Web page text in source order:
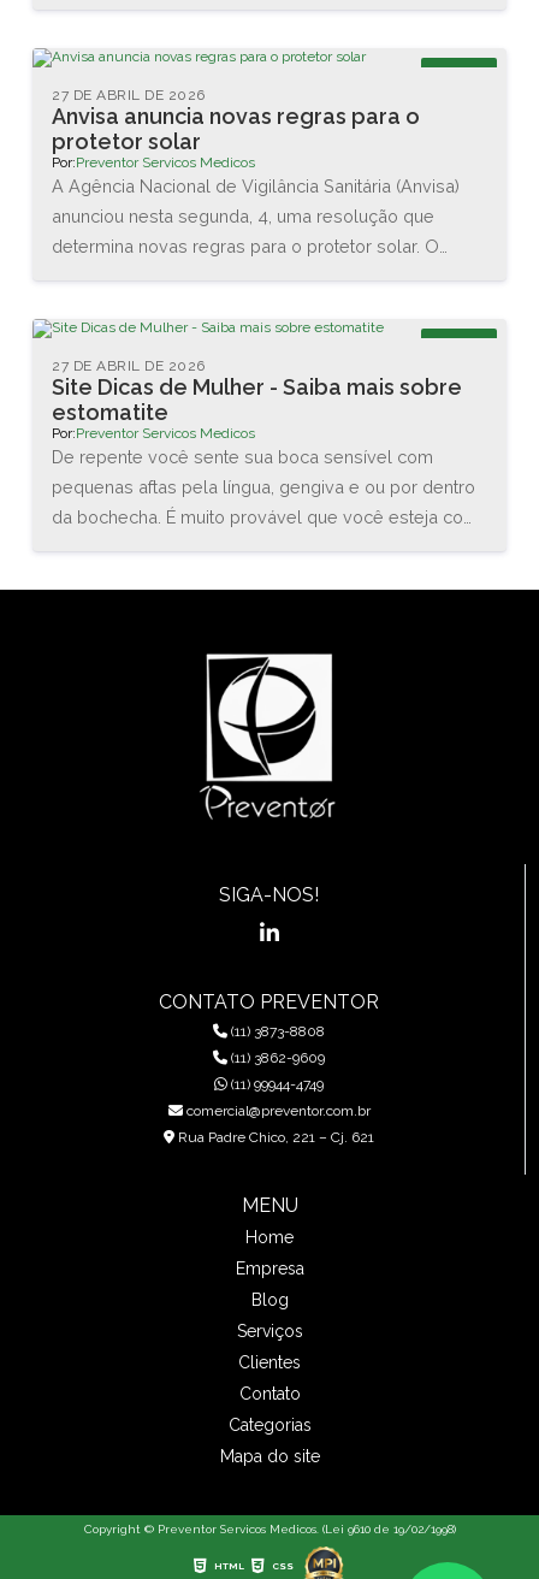
Maurício, da DCA Ergonomia, e juntos conheceram as
novas tecnologias disponíveis na área. Também
assistiram diversas palestras sobre as interações
entre o homem e o trabalho.
Anvisa anuncia novas regras para o
protetor solar
27 DE ABRIL DE 2026
Por:Preventor Servicos Medicos
A Agência Nacional de Vigilância Sanitária (Anvisa)
anunciou nesta segunda, 4, uma resolução que
determina novas regras para o protetor solar. O
mínimo do Fator de Proteção Solar (FPS), que vai
aumentar de 2 para 6, e na proteção contra os raios
UVA, que agora terá que ser de no mínimo 1/3 do
valor do FPS declarado.
Site Dicas de Mulher - Saiba mais sobre
estomatite
27 DE ABRIL DE 2026
Por:Preventor Servicos Medicos
De repente você sente sua boca sensível com
pequenas aftas pela língua, gengiva e ou por dentro
da bochecha. É muito provável que você esteja com
estruturas da cavidade oral (boca) e orofaringe, que
pode envolver a região das bochechas, gengivas,
língua, lábios, garganta, ou assoalho da boca.”
SIGA-NOS!
CONTATO PREVENTOR
(11) 3873-8808
(11) 3862-9609
(11) 99944-4749
comercial@preventor.com.br
Rua Padre Chico, 221 – Cj. 621
MENU
Home
Empresa
Blog
Serviços
Clientes
Contato
Categorias
Mapa do site
Copyright © Preventor Servicos Medicos. (Lei 9610 de 19/02/1998)
HTML CSS